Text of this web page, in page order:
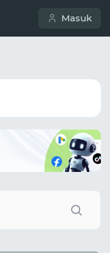
Masuk